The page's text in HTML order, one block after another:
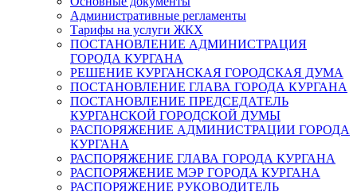
Административные регламенты
Тарифы на услуги ЖКХ
ПОСТАНОВЛЕНИЕ АДМИНИСТРАЦИЯ
ГОРОДА КУРГАНА
РЕШЕНИЕ КУРГАНСКАЯ ГОРОДСКАЯ ДУМА
ПОСТАНОВЛЕНИЕ ГЛАВА ГОРОДА КУРГАНА
ПОСТАНОВЛЕНИЕ ПРЕДСЕДАТЕЛЬ
КУРГАНСКОЙ ГОРОДСКОЙ ДУМЫ
РАСПОРЯЖЕНИЕ АДМИНИСТРАЦИИ ГОРОДА
КУРГАНА
РАСПОРЯЖЕНИЕ ГЛАВА ГОРОДА КУРГАНА
РАСПОРЯЖЕНИЕ МЭР ГОРОДА КУРГАНА
РАСПОРЯЖЕНИЕ РУКОВОДИТЕЛЬ